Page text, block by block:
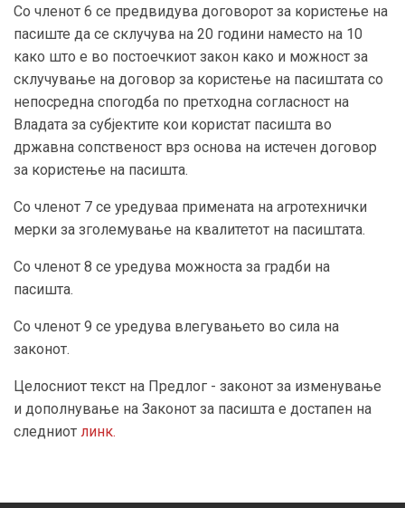
Со членот 6 се предвидува договорот за користење на
пасиште да се склучува на 20 години наместо на 10
како што е во постоечкиот закон како и можност за
склучување на договор за користење на пасиштата со
непосредна спогодба по претходна согласност на
Владата за субјектите кои користат пасишта во
државна сопственост врз основа на истечен договор
за користење на пасишта.
Со членот 7 се уредуваа примената на агротехнички
мерки за зголемување на квалитетот на пасиштата.
Со членот 8 се уредува можноста за градби на
пасишта.
Со членот 9 се уредува влегувањето во сила на
законот.
Целосниот текст на Предлог - законот за изменување
и дополнување на Законот за пасишта е достапен на
следниот линк.